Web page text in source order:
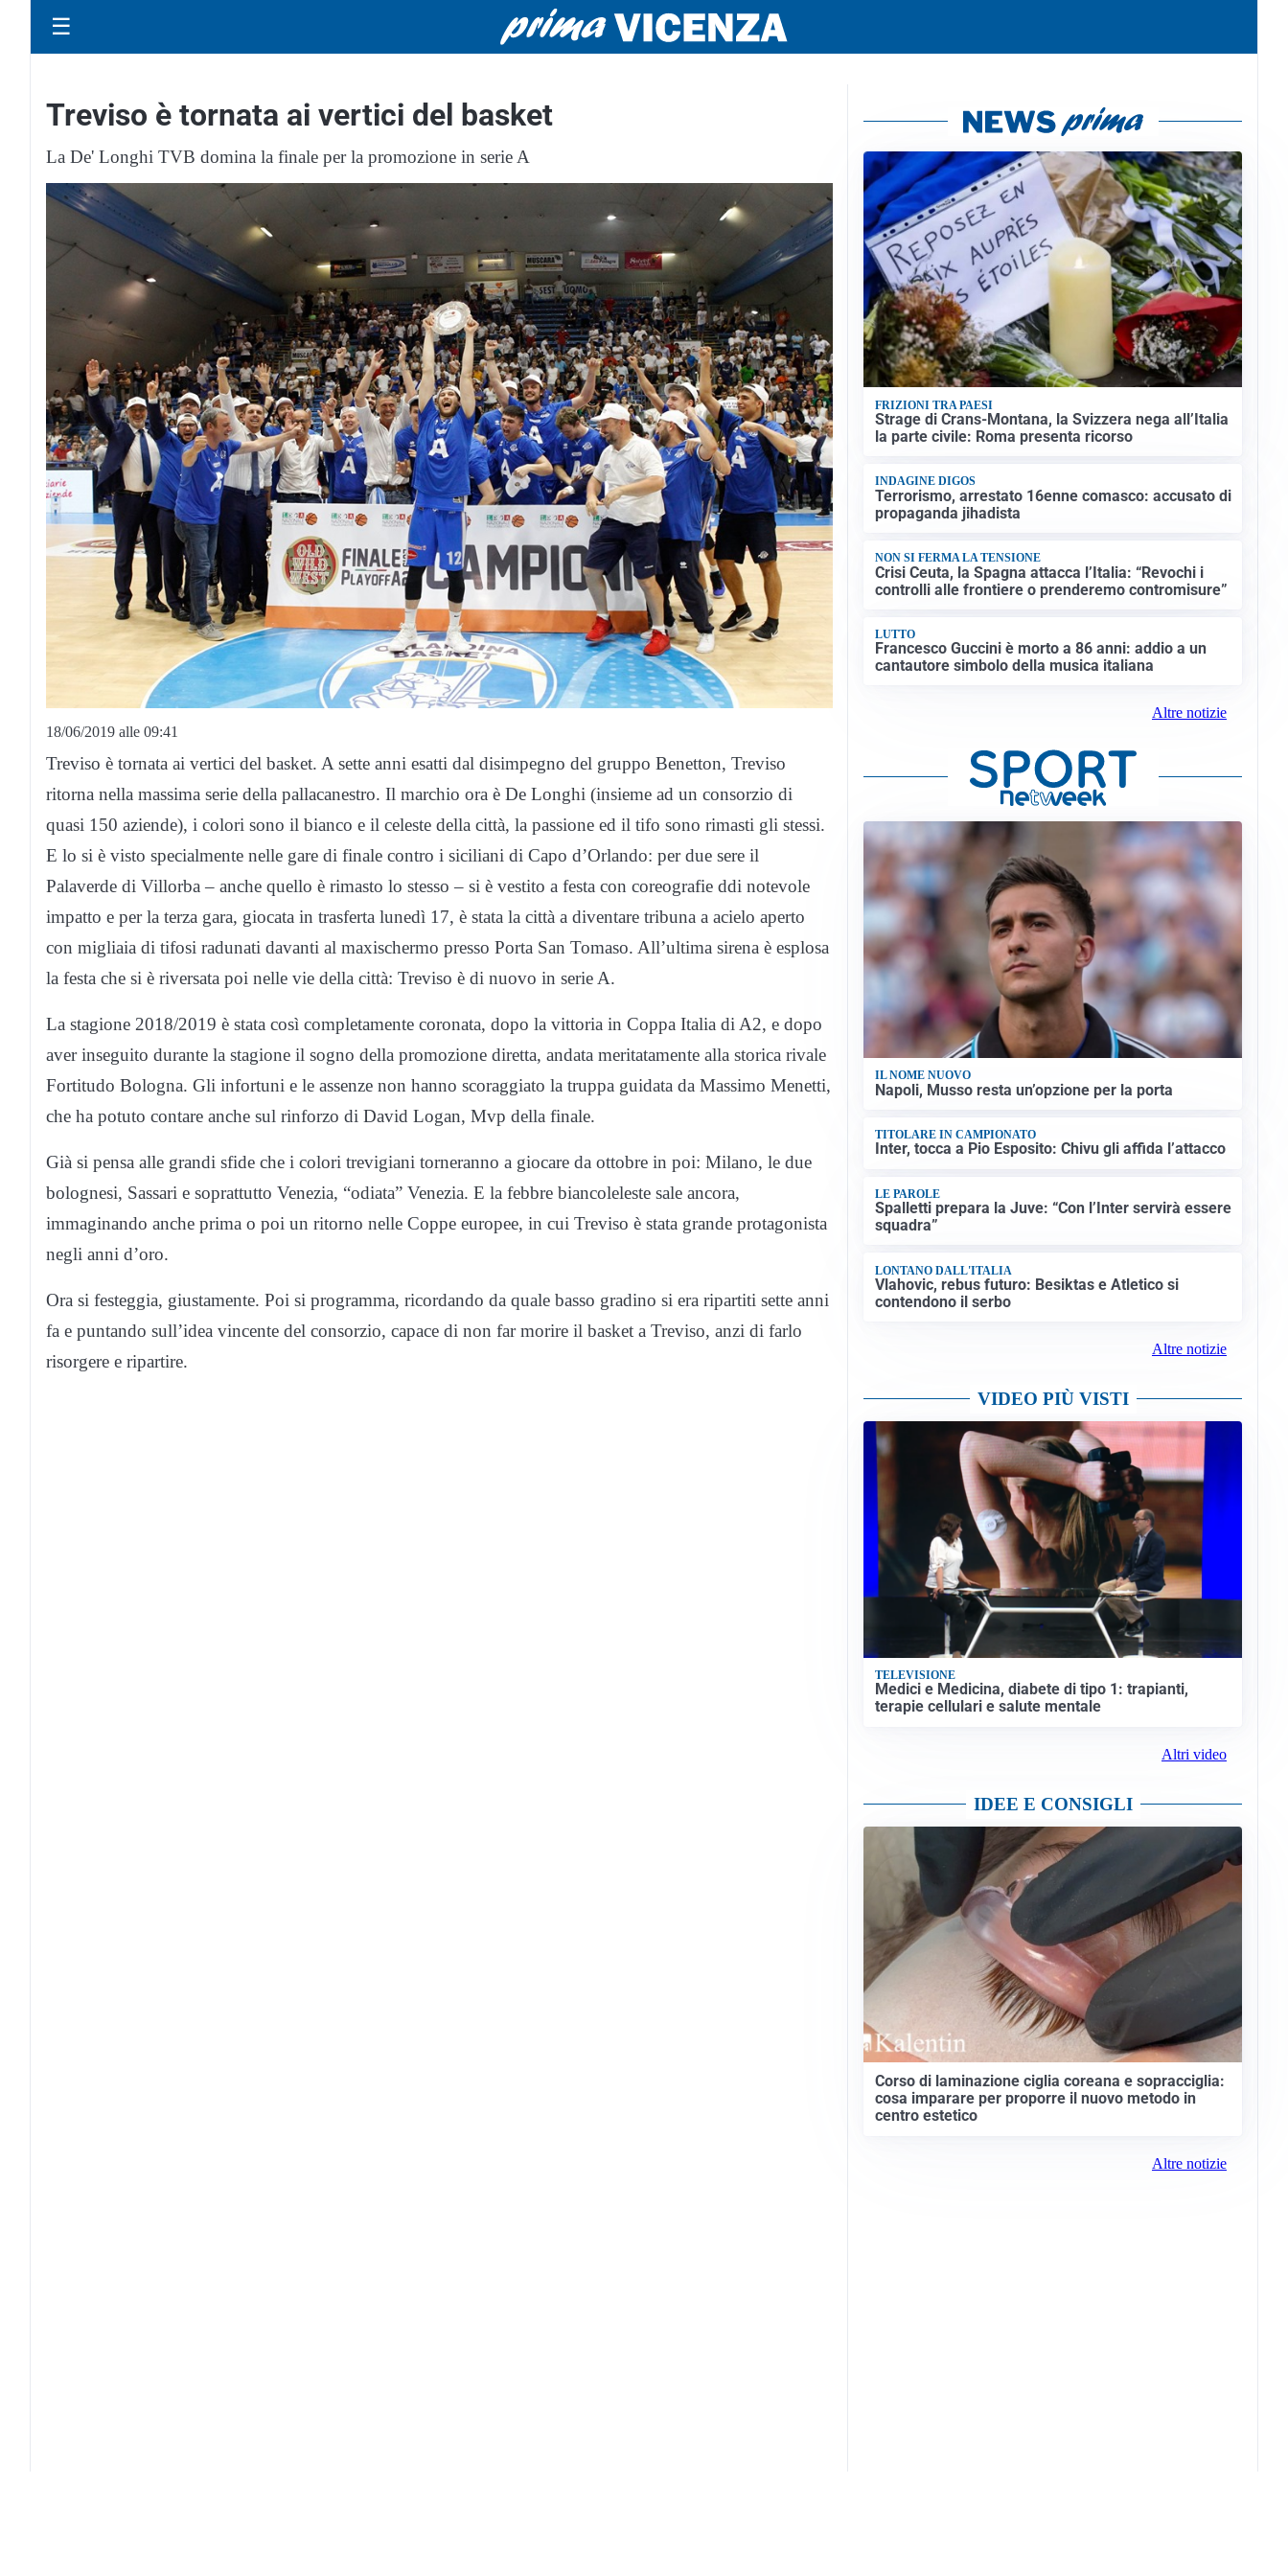
☰
Treviso è tornata ai vertici del basket
La De' Longhi TVB domina la finale per la promozione in serie A
18/06/2019 alle 09:41
Treviso è tornata ai vertici del basket. A sette anni esatti dal disimpegno del gruppo Benetton, Treviso
ritorna nella massima serie della pallacanestro. Il marchio ora è De Longhi (insieme ad un consorzio di
quasi 150 aziende), i colori sono il bianco e il celeste della città, la passione ed il tifo sono rimasti gli stessi.
E lo si è visto specialmente nelle gare di finale contro i siciliani di Capo d’Orlando: per due sere il
Palaverde di Villorba – anche quello è rimasto lo stesso – si è vestito a festa con coreografie ddi notevole
impatto e per la terza gara, giocata in trasferta lunedì 17, è stata la città a diventare tribuna a acielo aperto
con migliaia di tifosi radunati davanti al maxischermo presso Porta San Tomaso. All’ultima sirena è esplosa
la festa che si è riversata poi nelle vie della città: Treviso è di nuovo in serie A.
La stagione 2018/2019 è stata così completamente coronata, dopo la vittoria in Coppa Italia di A2, e dopo
aver inseguito durante la stagione il sogno della promozione diretta, andata meritatamente alla storica rivale
Fortitudo Bologna. Gli infortuni e le assenze non hanno scoraggiato la truppa guidata da Massimo Menetti,
che ha potuto contare anche sul rinforzo di David Logan, Mvp della finale.
Già si pensa alle grandi sfide che i colori trevigiani torneranno a giocare da ottobre in poi: Milano, le due
bolognesi, Sassari e soprattutto Venezia, “odiata” Venezia. E la febbre biancoleleste sale ancora,
immaginando anche prima o poi un ritorno nelle Coppe europee, in cui Treviso è stata grande protagonista
negli anni d’oro.
Ora si festeggia, giustamente. Poi si programma, ricordando da quale basso gradino si era ripartiti sette anni
fa e puntando sull’idea vincente del consorzio, capace di non far morire il basket a Treviso, anzi di farlo
risorgere e ripartire.
FRIZIONI TRA PAESI
Strage di Crans-Montana, la Svizzera nega all’Italia
la parte civile: Roma presenta ricorso
INDAGINE DIGOS
Terrorismo, arrestato 16enne comasco: accusato di
propaganda jihadista
NON SI FERMA LA TENSIONE
Crisi Ceuta, la Spagna attacca l’Italia: “Revochi i
controlli alle frontiere o prenderemo contromisure”
LUTTO
Francesco Guccini è morto a 86 anni: addio a un
cantautore simbolo della musica italiana
Altre notizie
IL NOME NUOVO
Napoli, Musso resta un’opzione per la porta
TITOLARE IN CAMPIONATO
Inter, tocca a Pio Esposito: Chivu gli affida l’attacco
LE PAROLE
Spalletti prepara la Juve: “Con l’Inter servirà essere
squadra”
LONTANO DALL'ITALIA
Vlahovic, rebus futuro: Besiktas e Atletico si
contendono il serbo
Altre notizie
VIDEO PIÙ VISTI
TELEVISIONE
Medici e Medicina, diabete di tipo 1: trapianti,
terapie cellulari e salute mentale
Altri video
IDEE E CONSIGLI
Corso di laminazione ciglia coreana e sopracciglia:
cosa imparare per proporre il nuovo metodo in
centro estetico
Altre notizie